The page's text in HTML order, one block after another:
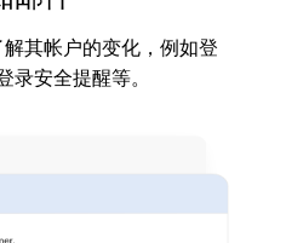
其帐户的变化，例如登
录安全提醒等。